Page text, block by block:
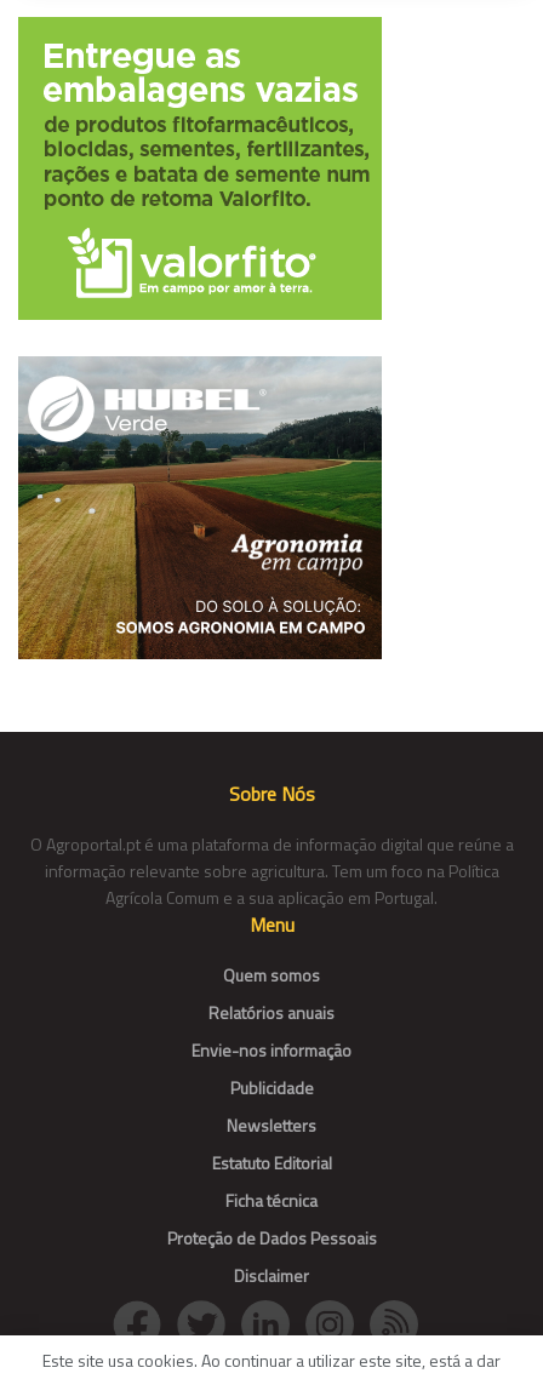
Sobre Nós
O Agroportal.pt é uma plataforma de informação digital que reúne a
informação relevante sobre agricultura. Tem um foco na Política
Agrícola Comum e a sua aplicação em Portugal.
Menu
Quem somos
Relatórios anuais
Envie-nos informação
Publicidade
Newsletters
Estatuto Editorial
Ficha técnica
Proteção de Dados Pessoais
Disclaimer
Este site usa cookies. Ao continuar a utilizar este site, está a dar